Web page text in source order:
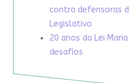
contra defensoras
Legislativo
20 anos da Lei
desafios